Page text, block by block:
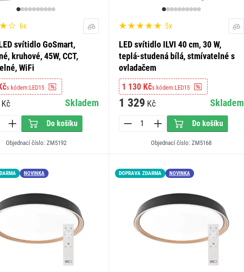
6x
svítidlo GoSmart,
kruhové, 45W, CCT,
WiFi
s kódem:LED15
Kč Skladem
Do košíku
Objednací číslo: ZM5192
5x
LED svítidlo ILVI 40 cm, 30 W,
teplá-studená bílá, stmívatelné s
ovladačem
1 130 Kčs kódem:LED15
1 329 Kč Skladem
Do košíku
Objednací číslo: ZM5168
NOVINKA DOPRAVA ZDARMA NOVINKA